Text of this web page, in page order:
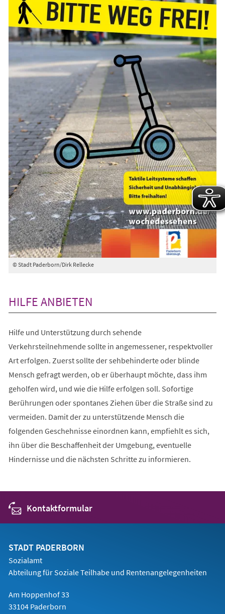
© Stadt Paderborn/Dirk Rellecke
HILFE ANBIETEN
Hilfe und Unterstützung durch sehende
Verkehrsteilnehmende sollte in angemessener, respektvoller
Art erfolgen. Zuerst sollte der sehbehinderte oder blinde
Mensch gefragt werden, ob er überhaupt möchte, dass ihm
geholfen wird, und wie die Hilfe erfolgen soll. Sofortige
Berührungen oder spontanes Ziehen über die Straße sind zu
vermeiden. Damit der zu unterstützende Mensch die
folgenden Geschehnisse einordnen kann, empfiehlt es sich,
ihn über die Beschaffenheit der Umgebung, eventuelle
Hindernisse und die nächsten Schritte zu informieren.
Kontaktformular
STADT PADERBORN
Sozialamt
Abteilung für Soziale Teilhabe und Rentenangelegenheiten
Am Hoppenhof 33
33104 Paderborn